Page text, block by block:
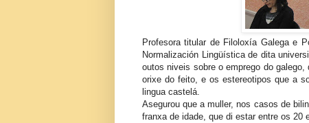
Profesora titular de Filoloxía Galega e
Normalización Lingüística de dita
outos niveis sobre o emprego do
orixe do feito, e os estereotipos que a
lingua castelá.
Asegurou que a muller, nos casos de
franxa de idade, que di estar entre os